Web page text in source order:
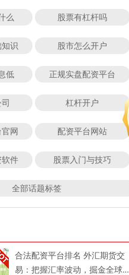
么 股票有杠杆吗
识 股市怎么开户
低 正规实盘配资平台
杠杆开户
网 配资平台网站
件 股票入门与技巧
全部话题标签
合法配资平台排名 外汇期货交
易：把握汇率波动，掘金全球市